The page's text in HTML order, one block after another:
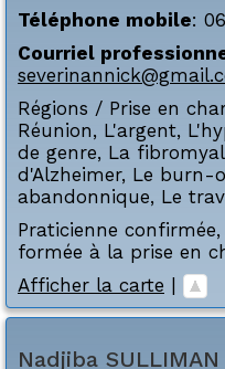
Téléphone mobile:
Courriel
Régions / Prise en
Réunion, L'argent,
de genre, La
d'Alzheimer, Le burn-
abandonnique, Le
Praticienne
formée à la prise en
Afficher la carte
Nadjiba SULLIMAN